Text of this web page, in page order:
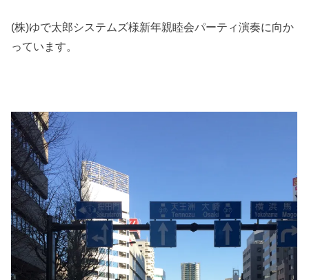
(株)ゆで太郎システムズ様新年親睦会パーティ演奏に向か
っています。